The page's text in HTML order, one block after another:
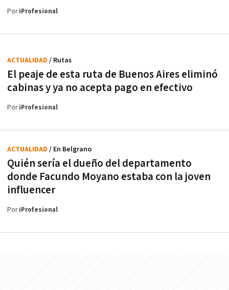
PoriProfesional
El peaje de esta ruta de Buenos Aires eliminó
cabinas y ya no acepta pago en efectivo
ACTUALIDAD / Rutas
PoriProfesional
Quién sería el dueño del departamento
donde Facundo Moyano estaba con la joven
influencer
ACTUALIDAD / En Belgrano
PoriProfesional